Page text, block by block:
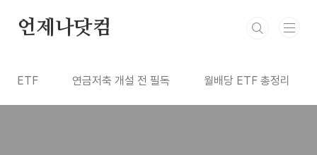
언제나닷컴
ETF 연금저축 개설 전 필독 월배당 ETF 총정리